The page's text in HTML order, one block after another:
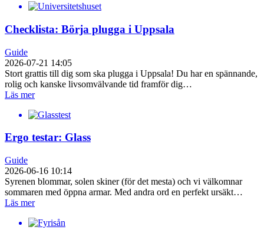
Checklista: Börja plugga i Uppsala
Guide
2026-07-21 14:05
Stort grattis till dig som ska plugga i Uppsala! Du har en spännande,
rolig och kanske livsomvälvande tid framför dig…
Läs mer
Ergo testar: Glass
Guide
2026-06-16 10:14
Syrenen blommar, solen skiner (för det mesta) och vi välkomnar
sommaren med öppna armar. Med andra ord en perfekt ursäkt…
Läs mer